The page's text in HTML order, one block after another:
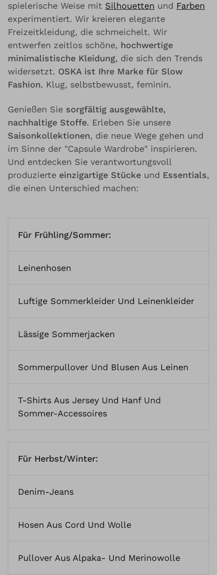
spielerische Weise mit Silhouetten und Farben
experimentiert. Wir kreieren elegante
Freizeitkleidung, die schmeichelt. Wir
entwerfen zeitlos schöne, hochwertige
minimalistische Kleidung, die sich den Trends
widersetzt. OSKA ist Ihre Marke für Slow
Fashion. Klug, selbstbewusst, feminin.
Genießen Sie sorgfältig ausgewählte,
nachhaltige Stoffe. Erleben Sie unsere
Saisonkollektionen, die neue Wege gehen und
im Sinne der "Capsule Wardrobe" inspirieren.
Und entdecken Sie verantwortungsvoll
produzierte einzigartige Stücke und Essentials,
die einen Unterschied machen:
Für Frühling/Sommer:
Leinenhosen
Luftige Sommerkleider Und Leinenkleider
Lässige Sommerjacken
Sommerpullover Und Blusen Aus Leinen
T-Shirts Aus Jersey Und HanfUnd
Sommer-Accessoires
Für Herbst/Winter:
Denim-Jeans
Hosen Aus Cord Und Wolle
Pullover Aus Alpaka- Und Merinowolle